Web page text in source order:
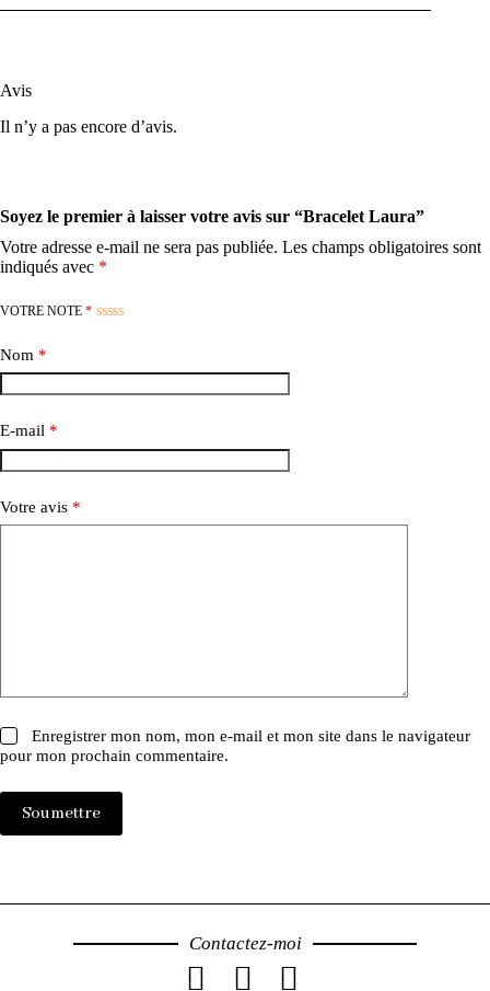
Avis
Il n’y a pas encore d’avis.
Soyez le premier à laisser votre avis sur “Bracelet Laura”
Votre adresse e-mail ne sera pas publiée. Les champs obligatoires sont
indiqués avec *
VOTRE NOTE *
Nom *
E-mail *
Votre avis *
Enregistrer mon nom, mon e-mail et mon site dans le navigateur
pour mon prochain commentaire.
Soumettre
Contactez-moi